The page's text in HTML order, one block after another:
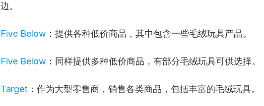
边。
Five Below ：提供各种低价商品，其中包含一些毛绒玩具产品。
Five Below ：同样提供多种低价商品，有部分毛绒玩具可供选择。
Target ：作为大型零售商，销售各类商品，包括丰富的毛绒玩具。